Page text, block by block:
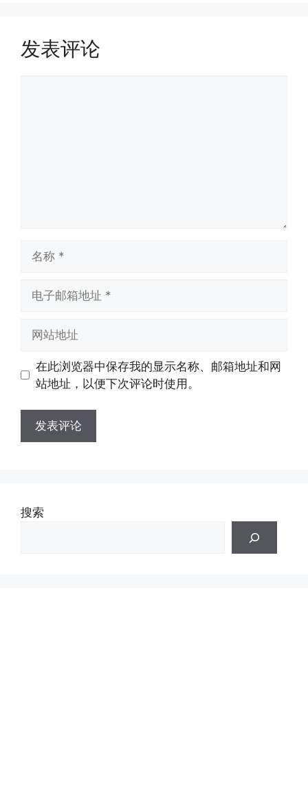
发表评论
址
址
在此浏览器中保存我的显示名称、邮箱地址和网
站地址，以便下次评论时使用。
搜索